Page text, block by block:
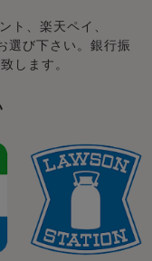
ト、楽天ペイ、
選び下さい。銀行振
します。